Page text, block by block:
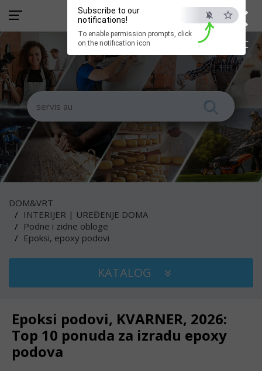
×
ESC
Subscribe to our
notifications!
To enable permission prompts, click
on the notification icon
DOM&VRT
INTERIJER | UREĐENJE DOMA
Podne i zidne obloge
Epoksi, epoxy podovi
KATALOG
Epoksi podovi, KVARNER, 2026:
Top 10 ponuda za izradu epoxy
podova